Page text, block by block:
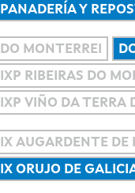
PANADERÍA Y
DO MONTERREI
IXP RIBEIRAS DO
IXP VIÑO DA TERRA
IX AUGARDENTE
IX ORUJO DE